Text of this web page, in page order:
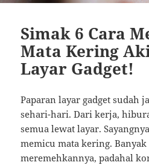
Simak 6 Cara
Mata Kering
Layar Gadget!
Paparan layar gadget sudah
sehari-hari. Dari kerja,
semua lewat layar.
memicu mata kering.
meremehkannya, padahal